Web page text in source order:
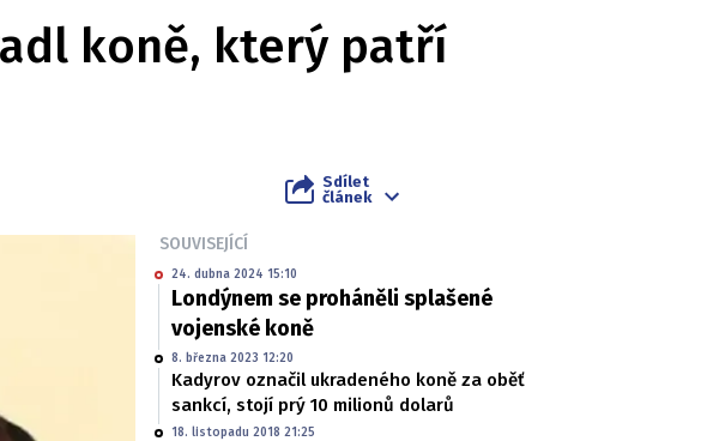
koně, který patří
Sdílet
článek
SOUVISEJÍCÍ
24. dubna 2024 15:10
Londýnem se proháněli splašené
vojenské koně
8. března 2023 12:20
Kadyrov označil ukradeného koně za oběť
sankcí, stojí prý 10 milionů dolarů
18. listopadu 2018 21:25